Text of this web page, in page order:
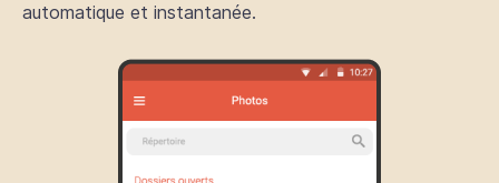
automatique et instantanée.